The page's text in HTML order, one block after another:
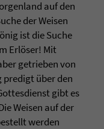
auf den
der Weisen
ist die Suche
Erlöser! Mit
getrieben von
predigt über den
gibt es
Weisen auf der
werden